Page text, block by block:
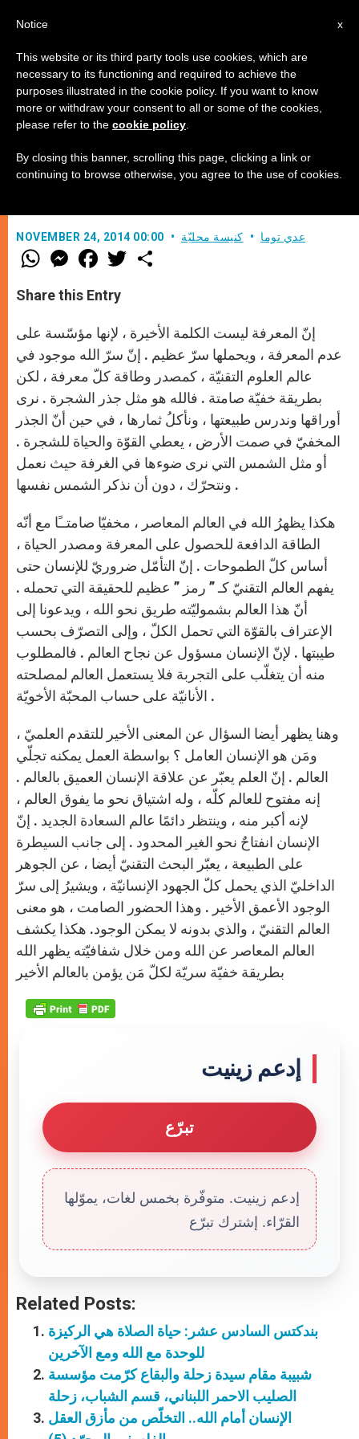
كيف يظهر الله في عالمنا المعاصر ؟
من أين يأتي عطش الإنسان نحو السيطرة
NOVEMBER 24, 2014 00:00 عدي توما كنيسة محليّة
W
h
t
s
p
p
M
e
s
e
g
e
r
F
a
e
b
o
k
w
r
Share this Entry
إنّ المعرفة ليست الكلمة الأخيرة ، لإنها مؤسّسة على
عدم المعرفة ، ويحملها سرّ عظيم . إنّ سرّ الله موجود في
عالم العلوم التقنيّة ، كمصدر وطاقة كلّ معرفة ، لكن
بطريقة خفيّة صامتة . فالله هو مثل جذر الشجرة . نرى
أوراقها وندرس طبيعتها ، ونأكلُ ثمارها ، في حين أنّ الجذر
المخفيّ في صمت الأرض ، يعطي القوّة والحياة للشجرة .
أو مثل الشمس التي نرى ضوءها في الغرفة حيث نعمل
ونتحرّك ، دون أن نذكر الشمس نفسها .
هكذا يظهرُ الله في العالم المعاصر ، مخفيّا صامتــًا مع أنّه
الطاقة الدافعة للحصول على المعرفة ومصدر الحياة ،
أساس كلّ الطموحات . إنّ التأمّل ضروريّ للإنسان حتى
يفهم العالم التقنيّ كـ ” رمز ” عظيم للحقيقة التي تحمله .
أنّ هذا العالم بشموليّته طريق نحو الله ، ويدعونا إلى
الإعتراف بالقوّة التي تحمل الكلّ ، وإلى التصرّف بحسب
طيبتها . لإنّ الإنسان مسؤول عن نجاح العالم . فالمطلوب
منه أن يتغلّب على التجربة فلا يستعمل العالم لمصلحته
الأنانيّة على حساب المحبّة الأخويّة .
وهنا يظهر أيضا السؤال عن المعنى الأخير للتقدم العلميّ ،
ومَن هو الإنسان العامل ؟ بواسطة العمل يمكنه تجلّي
العالم . إنّ العلم يعبّر عن علاقة الإنسان العميق بالعالم .
إنه مفتوح للعالم كلّه ، وله اشتياق نحو ما يفوق العالم ،
لإنه أكبر منه ، وينتظر دائمًا عالم السعادة الجديد . إنّ
الإنسان انفتاحٌ نحو الغير المحدود . إلى جانب السيطرة
على الطبيعة ، يعبّر البحث التقنيّ أيضا ، عن الجوهر
الداخليّ الذي يحمل كلّ الجهود الإنسانيّة ، ويشيرُ إلى سرّ
الوجود الأعمق الأخير . وهذا الحضور الصامت ، هو معنى
العالم التقنيّ ، والذي بدونه لا يمكن الوجود. هكذا يكشف
العالم المعاصر عن الله ومن خلال شفافيّته يظهر الله
بطريقة خفيّة سريّة لكلّ مَن يؤمن بالعالم الأخير
إدعم زينيت
تبرّع
إدعم زينيت. متوفّرة بخمس لغات، يموّلها
القرّاء. إشترك تبرّع
Related Posts:
بندكتس السادس عشر: حياة الصلاة هي الركيزة
للوحدة مع الله ومع الآخرين
شبيبة مقام سيدة زحلة والبقاع كرّمت مؤسسة
الصليب الاحمر اللبناني، قسم الشباب، زحلة
الإنسان أمام الله.. التخلّص من مأزق العقل
x
Notice
This website or its third party tools use cookies, which are
necessary to its functioning and required to achieve the
purposes illustrated in the cookie policy. If you want to know
more or withdraw your consent to all or some of the cookies,
please refer to the cookie policy
By closing this banner, scrolling this page, clicking a link or
continuing to browse otherwise, you agree to the use of cookies.